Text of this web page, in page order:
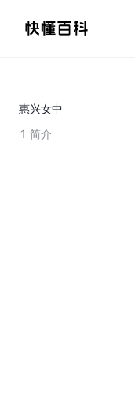
惠兴女中
1 简介